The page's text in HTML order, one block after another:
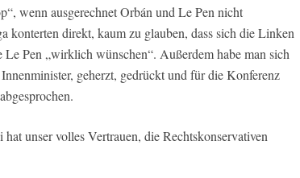
wenn ausgerechnet Orbán und Le Pen nicht
konterten direkt, kaum zu glauben, dass sich die Linken
Pen „wirklich wünschen“. Außerdem habe man sich
geherzt, gedrückt und für die Konferenz
unser volles Vertrauen, die Rechtskonservativen